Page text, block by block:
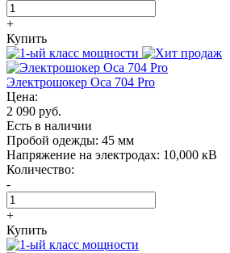
+
Купить
Электрошокер Oса 704 Pro
Цена:
2 090 руб.
Есть в наличии
Пробой одежды: 45 мм
Напряжение на электродах: 10,000 кВ
Количество:
-
+
Купить